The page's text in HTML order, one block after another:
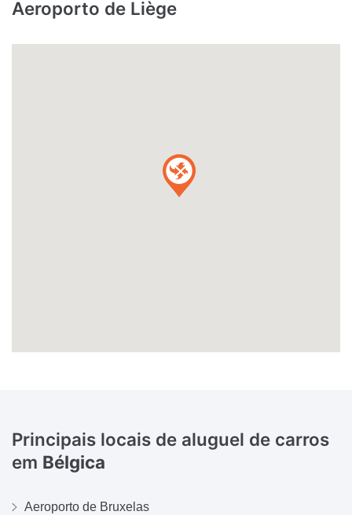
Aeroporto de Liège
Principais locais de aluguel de carros
em Bélgica
Aeroporto de Bruxelas